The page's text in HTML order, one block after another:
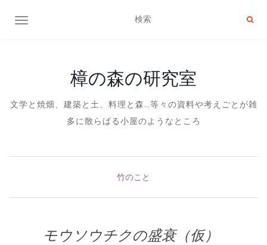
ナビゲーション切り替え
樟の森の研究室
文学と焼畑、建築と土、料理と森…等々の資料や考えごとが雑
多に散らばる小屋のようなところ
竹のこと
モウソウチクの盛衰（仮）